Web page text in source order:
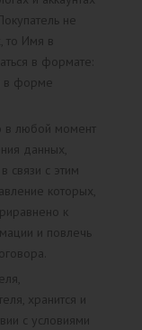
не
то Имя в
в формате:
в форме
в любой момент
данных,
связи с этим
которых,
к
и повлечь
хранится и
с условиями